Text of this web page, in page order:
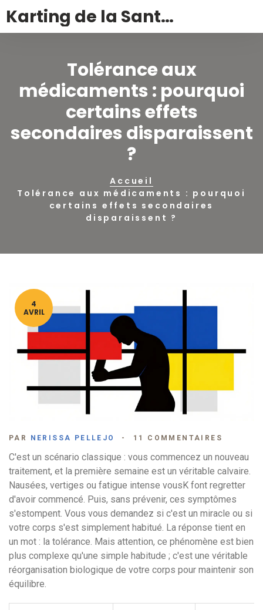
Karting de la Santé – Montalivet
Tolérance aux
médicaments : pourquoi
certains effets
secondaires disparaissent
?
Accueil
Tolérance aux médicaments : pourquoi
certains effets secondaires
disparaissent ?
4
AVRIL
PAR NERISSA PELLEJO 11 COMMENTAIRES
C'est un scénario classique : vous commencez un nouveau
traitement, et la première semaine est un véritable calvaire.
Nausées, vertiges ou fatigue intense vousK font regretter
d'avoir commencé. Puis, sans prévenir, ces symptômes
s'estompent. Vous vous demandez si c'est un miracle ou si
votre corps s'est simplement habitué. La réponse tient en
un mot : la tolérance. Mais attention, ce phénomène est bien
plus complexe qu'une simple habitude ; c'est une véritable
réorganisation biologique de votre corps pour maintenir son
équilibre.